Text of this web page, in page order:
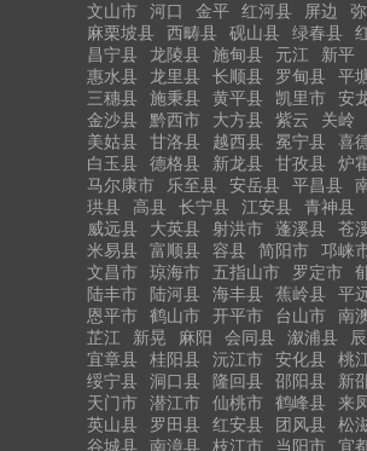
文山市
河口 金平 红河县 屏边
麻栗坡县
西畴县 砚山县 绿春县
昌宁县
龙陵县 施甸县 元江 新平
惠水县
龙里县 长顺县 罗甸县 平
三穗县
施秉县 黄平县 凯里市 安
金沙县
黔西市 大方县 紫云 关岭
美姑县
甘洛县 越西县 冕宁县 喜
白玉县
德格县 新龙县 甘孜县 炉
马尔康市
乐至县 安岳县 平昌县
珙县
高县 长宁县 江安县 青神县
威远县
大英县 射洪市 蓬溪县 苍
米易县
富顺县 容县 简阳市 邛崃
文昌市
琼海市 五指山市 罗定市
陆丰市
陆河县 海丰县 蕉岭县 平
恩平市
鹤山市 开平市 台山市 南
芷江
新晃 麻阳 会同县 溆浦县
宜章县
桂阳县 沅江市 安化县 桃
绥宁县
洞口县 隆回县 邵阳县 新
天门市
潜江市 仙桃市 鹤峰县 来
英山县
罗田县 红安县 团风县 松
谷城县
南漳县 枝江市 当阳市 宜